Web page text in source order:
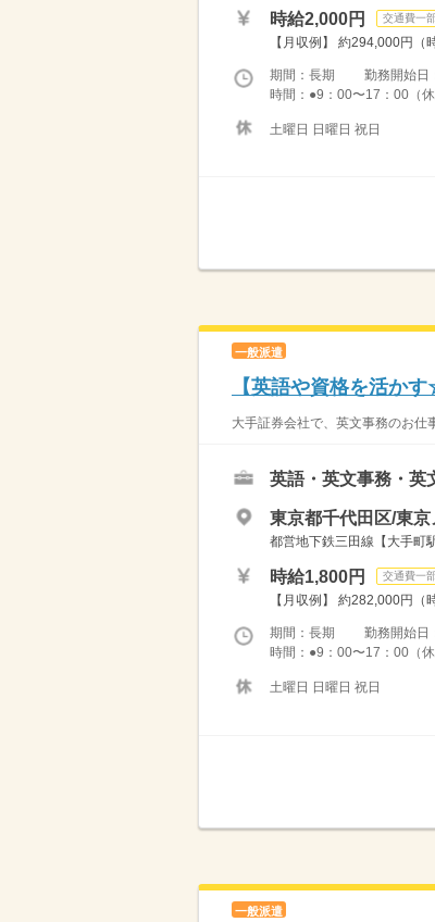
時給2,000円 交通費一
【月収例】 約294,000円
期間：長期 勤務開始日
時間：●9：00〜17：00（
土曜日 日曜日 祝日
一般派遣
【英語や資格を活か
大手証券会社で、英文事務のお
英語・英文事務・英
東京都千代田区/東京
都営地下鉄三田線【大手町
時給1,800円 交通費一
【月収例】 約282,000円
期間：長期 勤務開始日
時間：●9：00〜17：00（
土曜日 日曜日 祝日
一般派遣